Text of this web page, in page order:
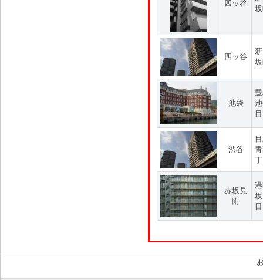
四ッ谷
四ッ谷
池袋
渋谷
赤坂見
附
目